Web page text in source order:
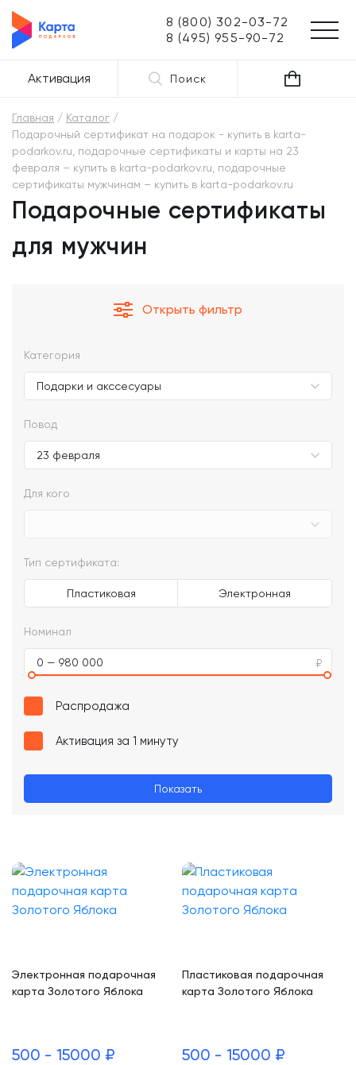
8 (800) 302-03-72
8 (495) 955-90-72
Активация Поиск
Главная
Каталог
Подарочный сертификат на подарок - купить в karta-
podarkov.ru, подарочные сертификаты и карты на 23
февраля – купить в karta-podarkov.ru, подарочные
сертификаты мужчинам – купить в karta-podarkov.ru
Подарочные сертификаты
для мужчин
Открыть фильтр
Категория
Повод
Для кого
Тип сертификата:
Пластиковая Электронная
Номинал
0 — 980 000
Распродажа
Активация за 1 минуту
Показать
Электронная подарочная
карта Золотого Яблока
500 - 15000 ₽
Пластиковая подарочная
карта Золотого Яблока
500 - 15000 ₽